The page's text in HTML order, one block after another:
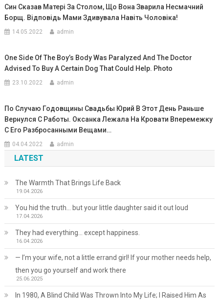
Син Сказав Матері За Столом, Що Вона Зварила Несмачний
Борщ. Відповідь Мами Здивувала Навіть Чоловіка!
14.05.2022 admin
One Side Of The Boy’s Body Was Paralyzed And The Doctor
Advised To Buy A Certain Dog That Could Help. Photo
23.10.2022 admin
По Случаю Годовщины Свадьбы Юрий В Этот День Раньше
Вернулся С Работы. Оксанка Лежала На Кровати Вперемежку
С Его Разбросанными Вещами…
04.04.2022 admin
LATEST
The Warmth That Brings Life Back
19.04.2026
You hid the truth… but your little daughter said it out loud
17.04.2026
They had everything… except happiness.
16.04.2026
— I’m your wife, not a little errand girl! If your mother needs help,
then you go yourself and work there
25.06.2025
In 1980, A Blind Child Was Thrown Into My Life; I Raised Him As